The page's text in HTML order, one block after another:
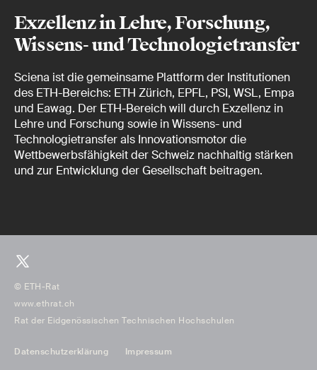
Exzellenz in Lehre, Forschung,
Wissens- und Technologietransfer
Sciena ist die gemeinsame Plattform der Institutionen
des ETH-Bereichs: ETH Zürich, EPFL, PSI, WSL, Empa
und Eawag. Der ETH-Bereich will durch Exzellenz in
Lehre und Forschung sowie in Wissens- und
Technologietransfer als Innovationsmotor die
Wettbewerbsfähigkeit der Schweiz nachhaltig stärken
und zur Entwicklung der Gesellschaft beitragen.
© ETH-Rat
www.ethrat.ch
Rat der Eidgenössischen Technischen Hochschulen
Datenschutzerklärung Impressum